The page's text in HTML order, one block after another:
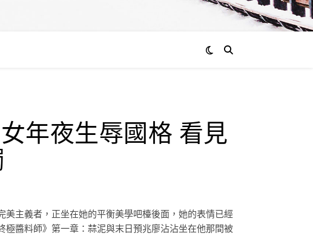
年夜生辱國格 看見
美主義者，正坐在她的平衡美學吧檯後面，她的表情已經
醬料師》第一章：蒜泥與末日預兆廖沾沾坐在他那間被